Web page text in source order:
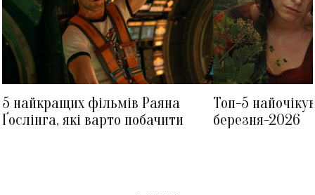
5 найкращих фільмів Раяна
Ґослінга, які варто побачити
Топ-5
березня-2026